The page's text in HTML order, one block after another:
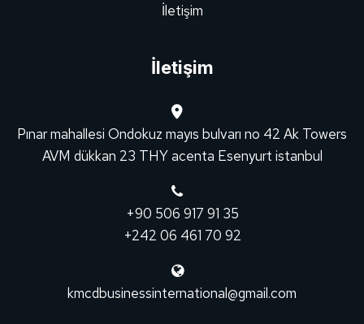
İletişim
İletişim
Pınar mahallesi Ondokuz mayıs bulvarı no 42 Ak Towers
AVM dükkan 23 THY acenta Esenyurt istanbul
+90 506 917 91 35
+242 06 461 70 92
kmcdbusinessinternational@gmail.com